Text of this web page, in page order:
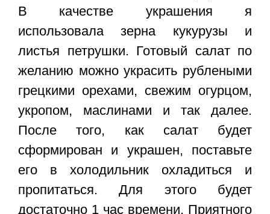
В качестве украшения я
использовала зерна кукурузы и
листья петрушки. Готовый салат по
желанию можно украсить рублеными
грецкими орехами, свежим огурцом,
укропом, маслинами и так далее.
После того, как салат будет
сформирован и украшен, поставьте
его в холодильник охладиться и
пропитаться. Для этого будет
достаточно 1 час времени. Приятного